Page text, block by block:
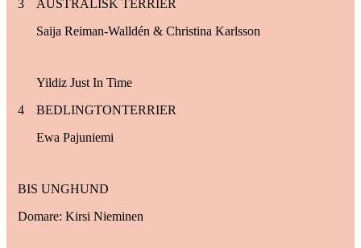
3
AUSTRALISK TERRIER
Saija Reiman-Walldén & Christina Karlsson
4
Yildiz Just In Time
BEDLINGTONTERRIER
Ewa Pajuniemi
BIS UNGHUND
Domare: Kirsi Nieminen